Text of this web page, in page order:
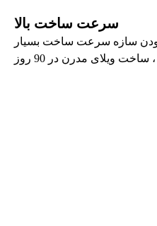
سرعت ساخت بالا
سازه سرعت ساخت بسیار
ساخت ویلای مدرن در 90 روز